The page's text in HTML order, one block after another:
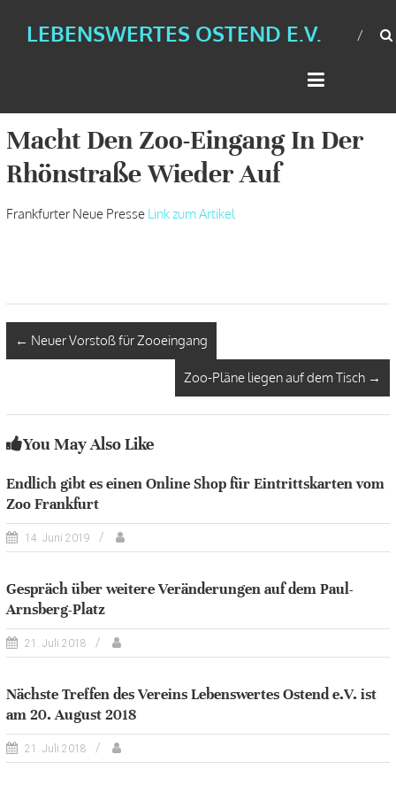
LEBENSWERTES OSTEND E.V.
Macht Den Zoo-Eingang In Der
Rhönstraße Wieder Auf
Frankfurter Neue Presse Link zum Artikel
← Neuer Vorstoß für Zooeingang
Zoo-Pläne liegen auf dem Tisch →
You May Also Like
Endlich gibt es einen Online Shop für Eintrittskarten vom
Zoo Frankfurt
14. Juni 2019
Gespräch über weitere Veränderungen auf dem Paul-
Arnsberg-Platz
21. Juli 2018
Nächste Treffen des Vereins Lebenswertes Ostend e.V. ist
am 20. August 2018
21. Juli 2018